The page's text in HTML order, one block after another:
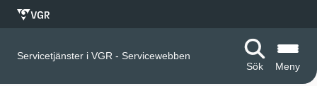
Servicetjänster i VGR - Servicewebben
Sök
Meny